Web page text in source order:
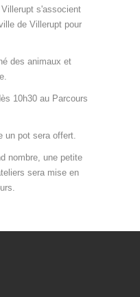
Villerupt s'associent
de Villerupt pour
des animaux et
10h30 au Parcours
un pot sera offert.
nombre, une petite
sera mise en